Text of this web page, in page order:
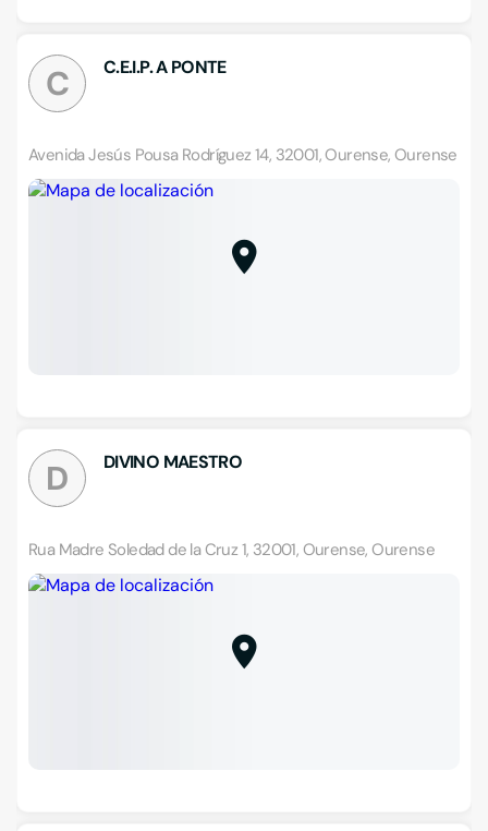
C C.E.I.P. A PONTE
Avenida Jesús Pousa Rodríguez 14, 32001, Ourense, Ourense
D DIVINO MAESTRO
Rua Madre Soledad de la Cruz 1, 32001, Ourense, Ourense